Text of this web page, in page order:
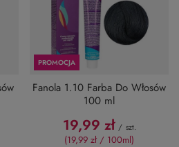
PROMOCJA
Fanola 1.10 Farba Do Włosów
100 ml
19,99 zł / szt.
(19,99 zł / 100ml)